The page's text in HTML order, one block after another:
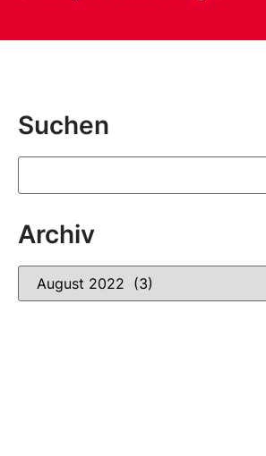
Suchen
Archiv